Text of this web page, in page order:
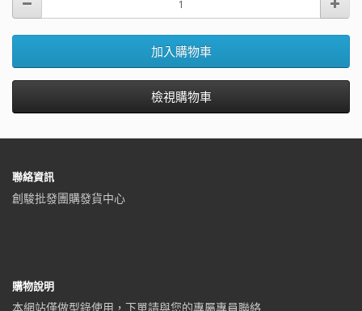
加入購物車
檢視購物車
聯絡資訊
創駿批發團購發貨中心
購物說明
本網站僅做型錄使用，下單請與您的專屬專員聯絡